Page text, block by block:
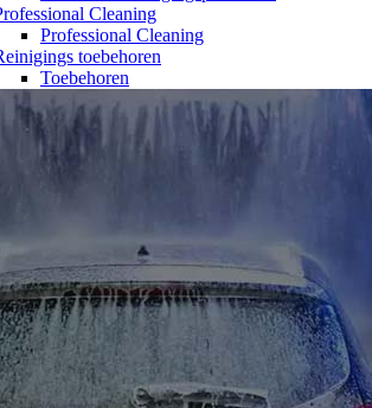
Cleaning
Professional Cleaning
toebehoren
Toebehoren